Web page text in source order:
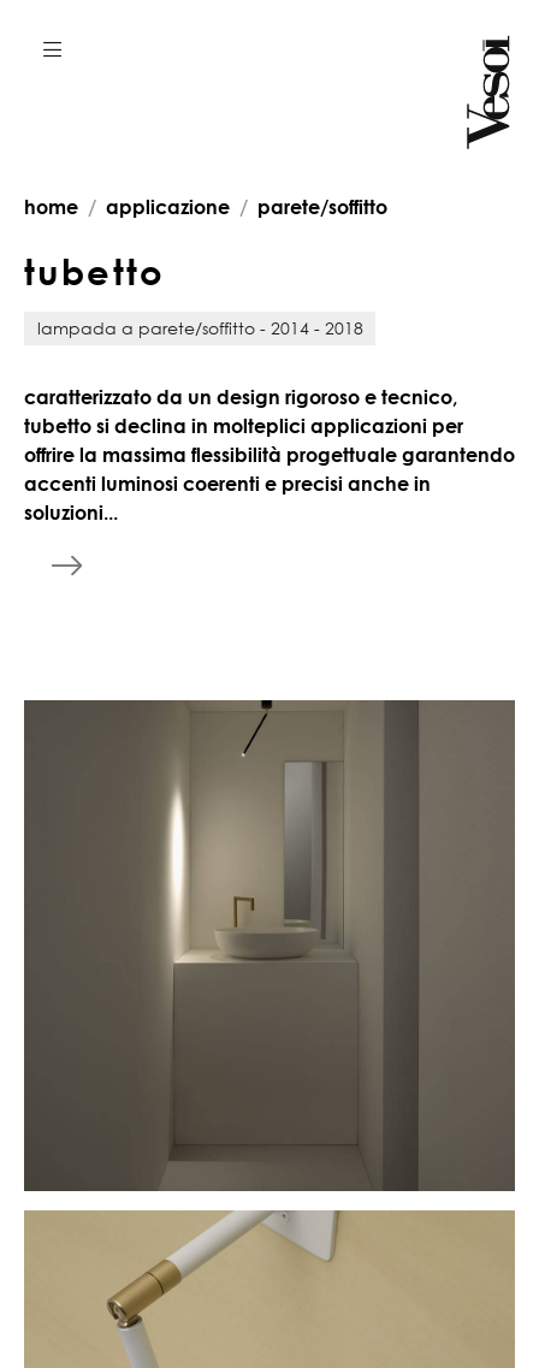
home applicazione parete/soffitto
tubetto
lampada a parete/soffitto - 2014 - 2018
caratterizzato da un design rigoroso e tecnico,
tubetto si declina in molteplici applicazioni per
offrire la massima flessibilità progettuale garantendo
accenti luminosi coerenti e precisi anche in
soluzioni...